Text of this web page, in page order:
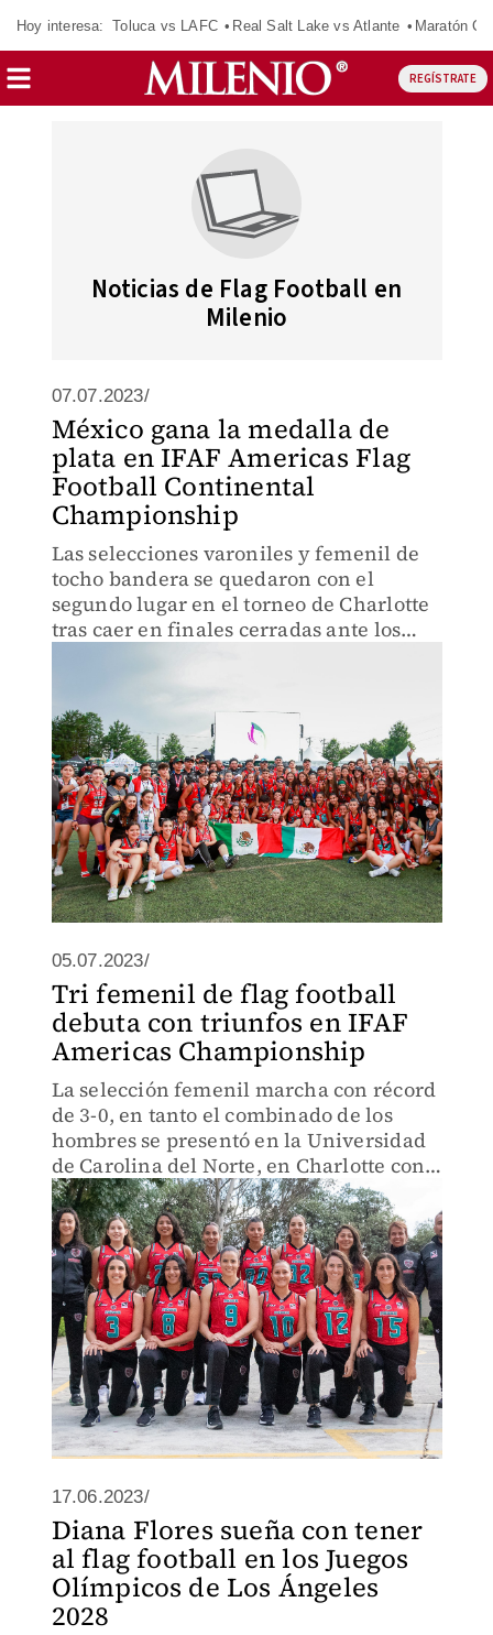
Hoy interesa: Toluca vs LAFC Real Salt Lake vs Atlante Maratón
REGÍSTRATE
Noticias de Flag Football en
Milenio
07.07.2023/
México gana la medalla de
plata en IFAF Americas Flag
Football Continental
Championship
Las selecciones varoniles y femenil de
tocho bandera se quedaron con el
segundo lugar en el torneo de Charlotte
tras caer en finales cerradas ante los
05.07.2023/
Tri femenil de flag football
debuta con triunfos en IFAF
Americas Championship
La selección femenil marcha con récord
de 3-0, en tanto el combinado de los
hombres se presentó en la Universidad
de Carolina del Norte, en Charlotte con
foja de 1-1
17.06.2023/
Diana Flores sueña con tener
al flag football en los Juegos
Olímpicos de Los Ángeles
2028